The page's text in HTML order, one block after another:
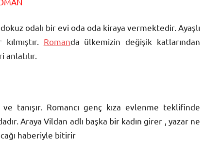
odalı bir evi oda oda kiraya vermektedir. Ayaşlı
Romanda ülkemizin değişik katlarından
anlatılır.
tanışır. Romancı genç kıza evlenme teklifinde
Araya Vildan adlı başka bir kadın girer , yazar ne
haberiyle bitirir